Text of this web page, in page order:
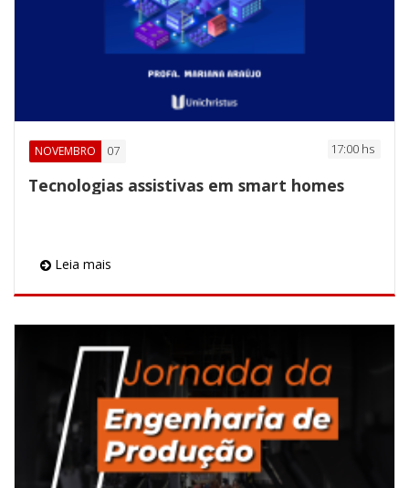
NOVEMBRO 07 17:00 hs
Tecnologias assistivas em smart homes
Leia mais